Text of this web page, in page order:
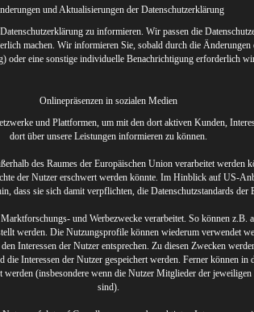
und Aktualisierungen der Datenschutzerklärung
zu informieren. Wir passen die
machen. Wir informieren Sie, sobald durch die
oder eine sonstige individuelle Benachrichtigung erforderlich
Onlinepräsenzen in sozialen Medien
und Plattformen, um mit den dort aktiven Kunden,
dort über unsere Leistungen informieren zu können.
des Raumes der Europäischen Union verarbeitet
der Nutzer erschwert werden könnte. Im Hinblick auf US-
dass sie sich damit verpflichten, die Datenschutzstandards der
und Werbezwecke verarbeitet. So können z.B.
werden. Die Nutzungsprofile können wiederum verwendet
Interessen der Nutzer entsprechen. Zu diesen Zwecken
die Interessen der Nutzer gespeichert werden. Ferner können
werden (insbesondere wenn die Nutzer Mitglieder der
sind).